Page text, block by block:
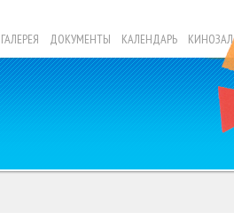
ГАЛЕРЕЯ ДОКУМЕНТЫ КАЛЕНДАРЬ КИНОЗАЛ